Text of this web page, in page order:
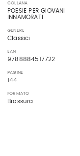
COLLANA
POESIE PER GIOVANI
INNAMORATI
GENERE
Classici
EAN
9788884517722
PAGINE
144
FORMATO
Brossura